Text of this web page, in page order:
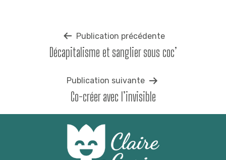
Navigation
Publication précédente
Décapitalisme et sanglier sous coc’
Publication suivante
Co-créer avec l’invisible